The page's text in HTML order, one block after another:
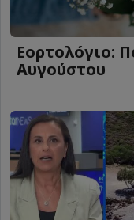
Εορτολόγιο:
Αυγούστου